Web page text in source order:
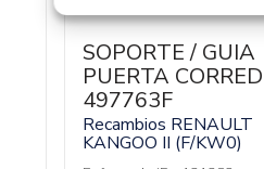
SOPORTE / GUIA
PUERTA
497763F
Recambios RENAULT
KANGOO II (F/KW0)